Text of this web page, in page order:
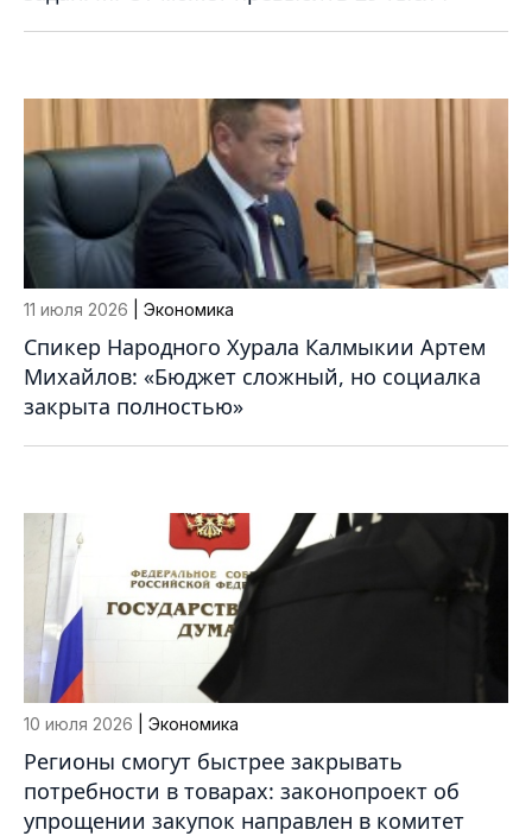
11 июля 2026 | Экономика
Спикер Народного Хурала Калмыкии Артем
Михайлов: «Бюджет сложный, но социалка
закрыта полностью»
10 июля 2026 | Экономика
Регионы смогут быстрее закрывать
потребности в товарах: законопроект об
упрощении закупок направлен в комитет